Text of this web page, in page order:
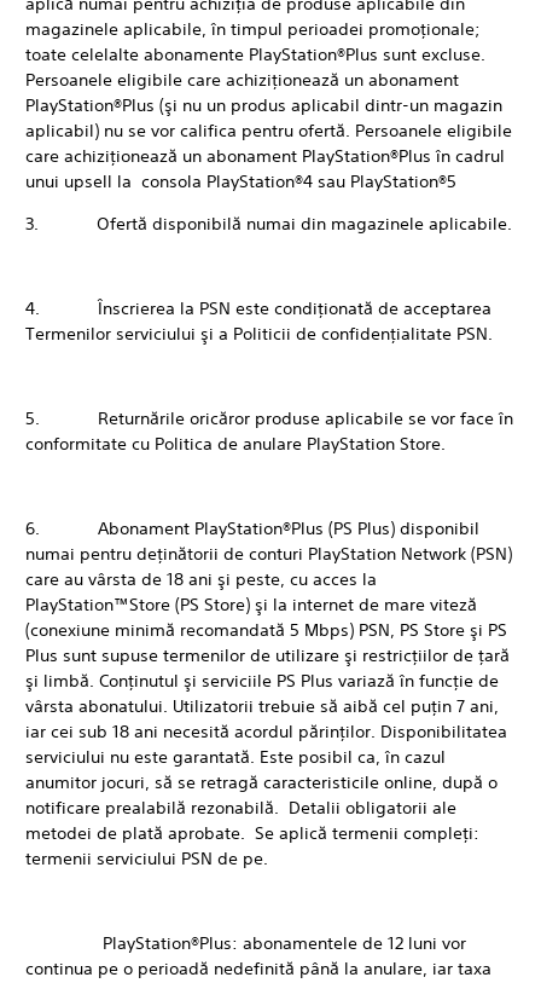
magazinele aplicabile, în timpul perioadei promoţionale;
toate celelalte abonamente PlayStation®Plus sunt excluse.
Persoanele eligibile care achiziţionează un abonament
PlayStation®Plus (şi nu un produs aplicabil dintr-un magazin
aplicabil) nu se vor califica pentru ofertă. Persoanele eligibile
care achiziţionează un abonament PlayStation®Plus în cadrul
unui upsell la consola PlayStation®4 sau PlayStation®5
3. Ofertă disponibilă numai din magazinele aplicabile.
4. Înscrierea la PSN este condiţionată de acceptarea
Termenilor serviciului şi a Politicii de confidenţialitate PSN.
5. Returnările oricăror produse aplicabile se vor face în
conformitate cu Politica de anulare PlayStation Store.
6. Abonament PlayStation®Plus (PS Plus) disponibil
numai pentru deţinătorii de conturi PlayStation Network (PSN)
care au vârsta de 18 ani şi peste, cu acces la
PlayStation™Store (PS Store) şi la internet de mare viteză
(conexiune minimă recomandată 5 Mbps) PSN, PS Store şi PS
Plus sunt supuse termenilor de utilizare şi restricţiilor de ţară
şi limbă. Conţinutul şi serviciile PS Plus variază în funcţie de
vârsta abonatului. Utilizatorii trebuie să aibă cel puţin 7 ani,
iar cei sub 18 ani necesită acordul părinţilor. Disponibilitatea
serviciului nu este garantată. Este posibil ca, în cazul
anumitor jocuri, să se retragă caracteristicile online, după o
notificare prealabilă rezonabilă. Detalii obligatorii ale
metodei de plată aprobate. Se aplică termenii compleţi:
termenii serviciului PSN de pe.
PlayStation®Plus: abonamentele de 12 luni vor
continua pe o perioadă nedefinită până la anulare, iar taxa